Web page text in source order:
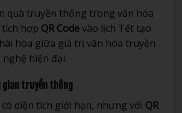
quà truyền thống trong văn hóa
tích hợp QR Codevào lịch Tết tạo
hòa giữa giá trị văn hóa truyền
hiện đại.
gian truyền thông
diện tích giới hạn, nhưng với QR